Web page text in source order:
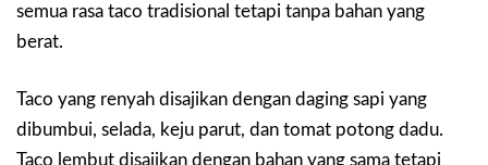
semua rasa taco tradisional tetapi tanpa bahan yang
berat.
Taco yang renyah disajikan dengan daging sapi yang
dibumbui, selada, keju parut, dan tomat potong dadu.
Taco lembut disajikan dengan bahan yang sama tetapi